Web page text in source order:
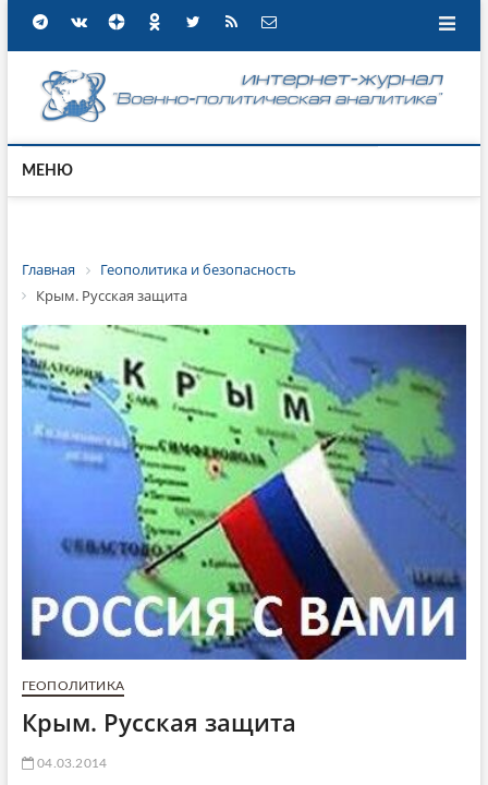
МЕНЮ
Главная
Геополитика и безопасность
Крым. Русская защита
ГЕОПОЛИТИКА
Крым. Русская защита
04.03.2014